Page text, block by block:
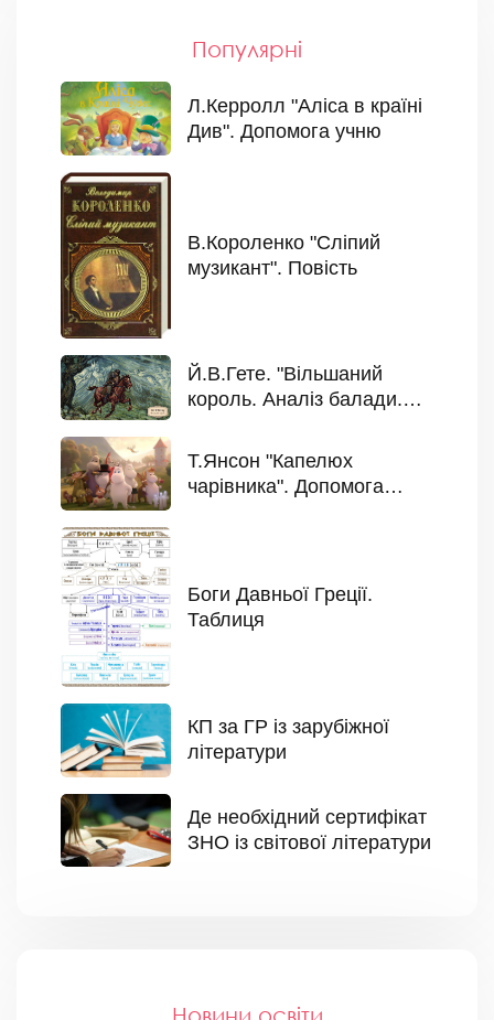
Популярні
Л.Керролл "Аліса в країні
Див". Допомога учню
В.Короленко "Сліпий
музикант". Повість
Й.В.Гете. "Вільшаний
король. Аналіз балади.
Т.Янсон "Капелюх
чарівника". Допомога
Боги Давньої Греції.
Таблиця
КП за ГР із зарубіжної
літератури
Де необхідний сертифікат
ЗНО із світової літератури
Новини освіти